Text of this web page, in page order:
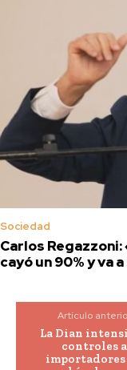
Sociedad
Carlos
cayó un 90% y va
Artículo
La Dian
controles a
importadores